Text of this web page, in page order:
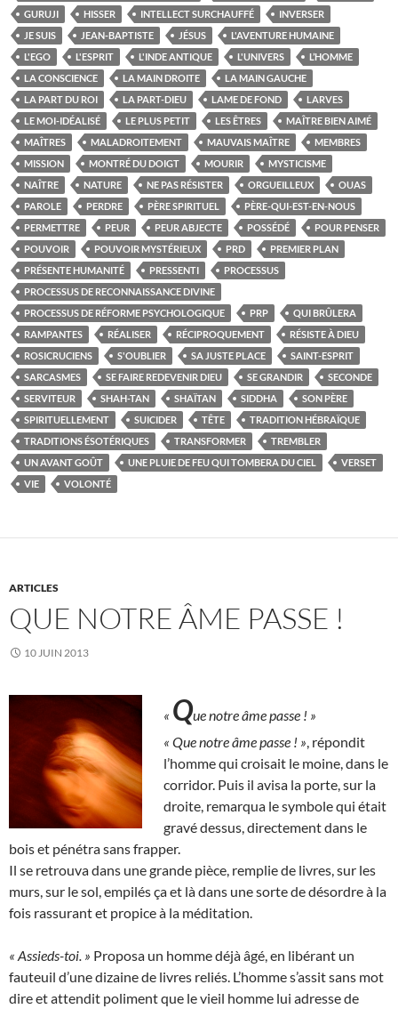
GURUJI HISSER INTELLECT SURCHAUFFÉ
INVERSER
JE SUIS
JEAN-BAPTISTE JÉSUS
L'AVENTURE HUMAINE
L'EGO
L'ESPRIT L'INDE ANTIQUE L'UNIVERS
L’HOMME
LA CONSCIENCE
LA MAIN DROITE
LA MAIN GAUCHE
LA PART DU ROI
LA PART-DIEU LAME DE FOND
LARVES
LE MOI-IDÉALISÉ
LE PLUS PETIT LES ÊTRES
MAÎTRE BIEN AIMÉ
MAÎTRES
MALADROITEMENT MAUVAIS MAÎTRE
MEMBRES
MISSION
MONTRÉ DU DOIGT MOURIR
MYSTICISME
NAÎTRE
NATURE NE PAS RÉSISTER ORGUEILLEUX
OUAS
PAROLE
PERDRE PÈRE SPIRITUEL
PÈRE-QUI-EST-EN-NOUS
PERMETTRE
PEUR PEUR ABJECTE POSSÉDÉ
POUR PENSER
POUVOIR
POUVOIR MYSTÉRIEUX PRD
PREMIER PLAN
PRÉSENTE HUMANITÉ
PRESSENTI
PROCESSUS
PROCESSUS DE RECONNAISSANCE DIVINE
PROCESSUS DE RÉFORME PSYCHOLOGIQUE
PRP
QUI BRÛLERA
RAMPANTES
RÉALISER RÉCIPROQUEMENT
RÉSISTE À DIEU
ROSICRUCIENS
S'OUBLIER SA JUSTE PLACE
SAINT-ESPRIT
SARCASMES
SE FAIRE REDEVENIR DIEU SE GRANDIR
SECONDE
SERVITEUR
SHAH-TAN SHAÏTAN SIDDHA
SON PÈRE
SPIRITUELLEMENT
SUICIDER TÊTE
TRADITION HÉBRAÏQUE
TRADITIONS ÉSOTÉRIQUES
TRANSFORMER
TREMBLER
UN AVANT GOÛT
UNE PLUIE DE FEU QUI TOMBERA DU CIEL
VERSET
VIE
VOLONTÉ
ARTICLES
QUE NOTRE ÂME PASSE !
10 JUIN 2013
« Que notre âme passe ! »
« Que notre âme passe ! » , répondit
l’homme qui croisait le moine, dans le
corridor. Puis il avisa la porte, sur la
droite, remarqua le symbole qui était
gravé dessus, directement dans le
bois et pénétra sans frapper.
Il se retrouva dans une grande pièce, remplie de livres, sur les
murs, sur le sol, empilés ça et là dans une sorte de désordre à la
fois rassurant et propice à la méditation.
« Assieds-toi. » Proposa un homme déjà âgé, en libérant un
fauteuil d’une dizaine de livres reliés. L’homme s’assit sans mot
dire et attendit poliment que le vieil homme lui adresse de